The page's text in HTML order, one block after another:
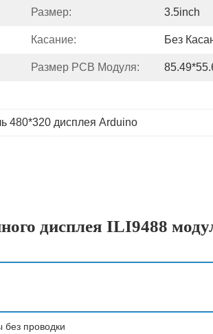
Размер: 3.5inch
Касание: Без
Размер PCB Модуля:
480*320 дисплея Arduino
дисплея ILI9488
без проводки